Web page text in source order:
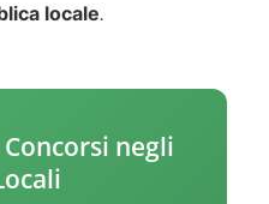
locale.
negli